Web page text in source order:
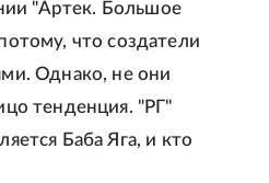
"Артек. Большое
что создатели
Однако, не они
тенденция. "РГ"
Баба Яга, и кто